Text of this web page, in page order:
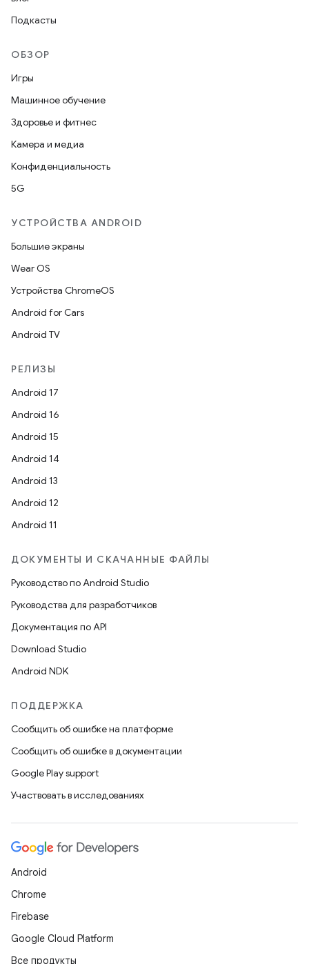
Подкасты
ОБЗОР
Игры
Машинное обучение
Здоровье и фитнес
Камера и медиа
Конфиденциальность
5G
УСТРОЙСТВА ANDROID
Большие экраны
Wear OS
Устройства ChromeOS
Android for Cars
Android TV
РЕЛИЗЫ
Android 17
Android 16
Android 15
Android 14
Android 13
Android 12
Android 11
ДОКУМЕНТЫ И СКАЧАННЫЕ ФАЙЛЫ
Руководство по Android Studio
Руководства для разработчиков
Документация по API
Download Studio
Android NDK
ПОДДЕРЖКА
Сообщить об ошибке на платформе
Сообщить об ошибке в документации
Google Play support
Участвовать в исследованиях
Android
Chrome
Firebase
Google Cloud Platform
Все продукты